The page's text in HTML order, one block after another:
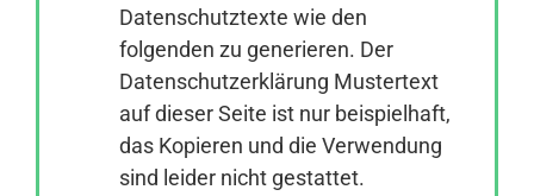
Anmelden
Datenschutztexte wie den
folgenden zu generieren. Der
Datenschutzerklärung Mustertext
auf dieser Seite ist nur beispielhaft,
das Kopieren und die Verwendung
sind leider nicht gestattet.